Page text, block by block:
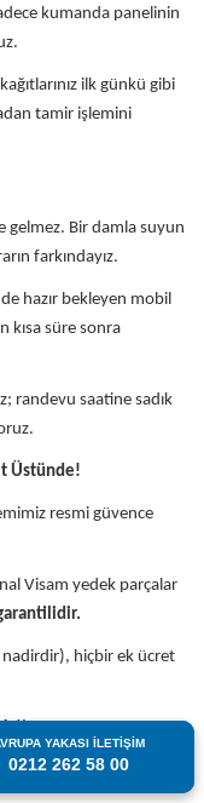
kumanda panelinin
ilk günkü gibi
tamir işlemini
gelmez. Bir damla suyun
farkındayız.
hazır bekleyen mobil
kısa süre sonra
randevu saatine sadık
Üstünde!
resmi güvence
Visam yedek parçalar
hiçbir ek ücret
bir sızıntı için sabahı
YAKASI İLETİŞİM
0212 262 58 00
YAKASI İLETİŞİM
0212 262 58 00